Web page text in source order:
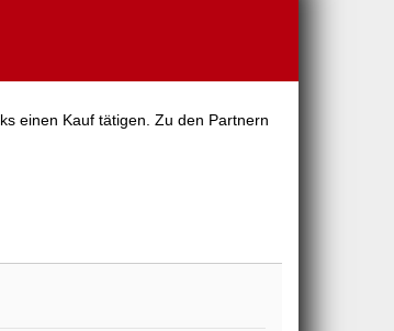
einen Kauf tätigen. Zu den Partnern